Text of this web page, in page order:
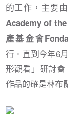
的工作，主要
Academy of
產基金會
行。直到今年6
形觀看」研討
作品的確是林布